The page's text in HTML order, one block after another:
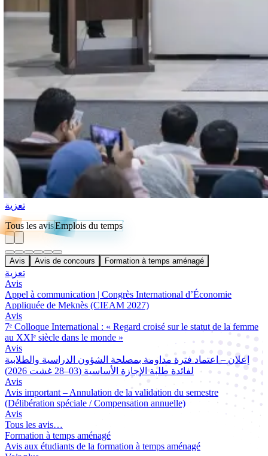
تعزية
Tous les avisEmplois du temps
Avis Avis de concours Formation à temps aménagé
تعزية
Avis
Appel à communication | Congrès International d’Économie
Appliquée de Meknès (CIEAM 2027)
Avis
7ᵉ Colloque International : « Regard croisé sur le statut de la femme
au XXIᵉ siècle dans le monde »
Avis
إعلان – اعتماد فترة مداومة بمصلحة الشؤون الدراسية والطلابية
لفائدة طلبة الإجازة الأساسية (03–28 غشت 2026)
Avis
Avis important – Annulation de la validation du semestre
(Délibération spéciale / Compensation annuelle)
Avis
Tous les avis…
Formation à temps aménagé
Avis aux étudiants de la formation à temps aménagé